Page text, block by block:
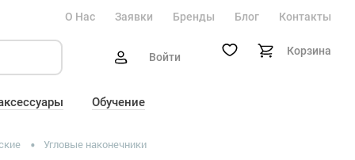
О Нас Заявки Бренды Блог Контакты
Войти Корзина
Обучение
Угловые наконечники